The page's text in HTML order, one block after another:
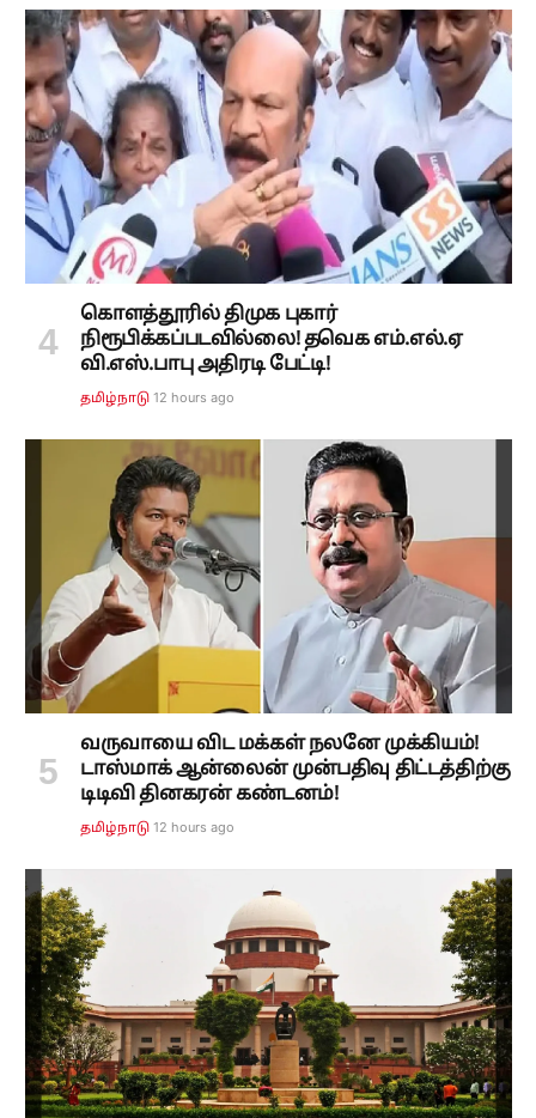
கொளத்தூரில் திமுக புகார்
நிரூபிக்கப்படவில்லை! தவெக எம்.எல்.ஏ
வி.எஸ்.பாபு அதிரடி பேட்டி!
தமிழ்நாடு 12 hours ago
வருவாயை விட மக்கள் நலனே முக்கியம்!
டாஸ்மாக் ஆன்லைன் முன்பதிவு திட்டத்திற்கு
டிடிவி தினகரன் கண்டனம்!
தமிழ்நாடு 12 hours ago